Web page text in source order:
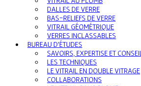
DALLES DE VERRE
BAS-RELIEFS DE VERRE
VITRAIL GÉOMÉTRIQUE
VERRES INCLASSABLES
BUREAU D’ÉTUDES
SAVOIRS, EXPERTISE ET CONSEIL
LES TECHNIQUES
LE VITRAIL EN DOUBLE VITRAGE
COLLABORATIONS